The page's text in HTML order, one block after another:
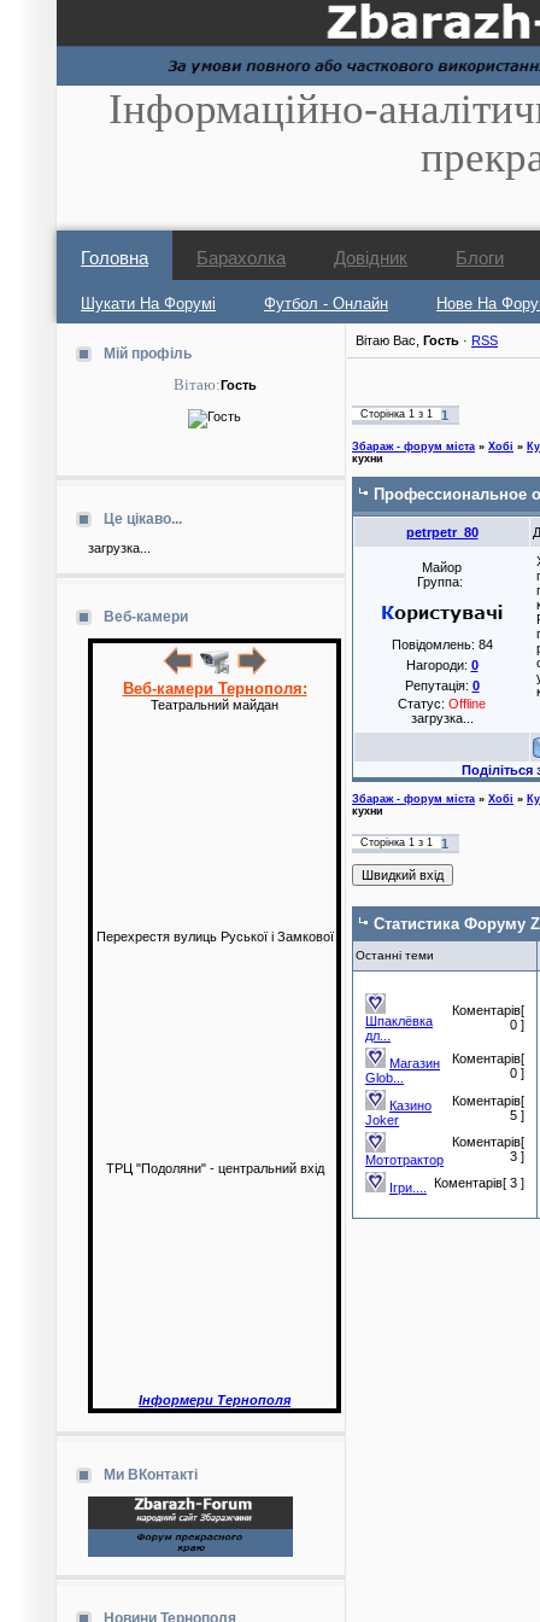
Інформаційно-
Головна
Шукати На Форумі Футбол - Онлайн Нове На
Барахолка Довідник Блоги
Мій профіль
Вітаю:Гость
Це цікаво...
загрузка...
Веб-камери
Веб-камери Тернополя:
Театральний майдан
Перехрестя вулиць Руської і Замкової
ТРЦ "Подоляни" - центральний вхід
Інформери Тернополя
Ми ВКонтакті
Новини Тернополя
Вітаю Вас Гость · RSS
Сторінка 1 з 1 1
Збараж - форум міста » Хобі »
кухни
Профессиональное
petrpetr_80
Майор
Группа:
Повідомлень: 84
Нагороди: 0
Репутація: 0
Статус: Offline
загрузка...
Поділіться з
Збараж - форум міста » Хобі »
кухни
Сторінка 1 з 1 1
Статистика Форуму
Останні теми
Шпаклёвка
дл...
Коментарів[
0 ]
Магазин
Glob...
Коментарів[
0 ]
Казино
Joker
Коментарів[
5 ]
Мототрактор
Коментарів[
3 ]
Ігри.... Коментарів[ 3 ]